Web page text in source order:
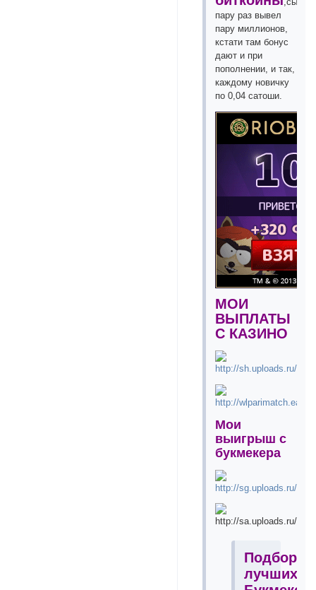
пару раз вывел
пару миллионов,
кстати там бонус
дают и при
пополнении, и так,
каждому новичку
по 0,04 сатоши.
МОИ
ВЫПЛАТЫ
С КАЗИНО
Мои
выигрыш с
букмекера
Подборка
лучших